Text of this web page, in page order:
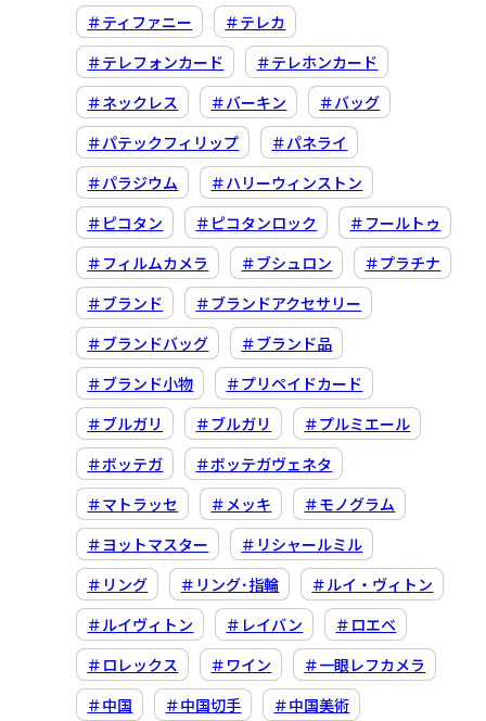
＃ティファニー
＃テレカ
＃テレフォンカード
＃テレホンカード
＃ネックレス
＃バーキン
＃バッグ
＃パテックフィリップ
＃パネライ
＃パラジウム
＃ハリーウィンストン
＃ピコタン
＃ピコタンロック
＃フールトゥ
＃フィルムカメラ
＃ブシュロン
＃プラチナ
＃ブランド
＃ブランドアクセサリー
＃ブランドバッグ
＃ブランド品
＃ブランド小物
＃プリペイドカード
＃ブルガリ
＃ブルガリ
＃プルミエール
＃ボッテガ
＃ボッテガヴェネタ
＃マトラッセ
＃メッキ
＃モノグラム
＃ヨットマスター
＃リシャールミル
＃リング
＃リング･指輪
＃ルイ・ヴィトン
＃ルイヴィトン
＃レイバン
＃ロエベ
＃ロレックス
＃ワイン
＃一眼レフカメラ
＃中国
＃中国切手 ＃中国美術